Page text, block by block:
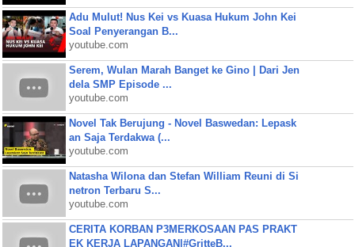
Adu Mulut! Nus Kei vs Kuasa Hukum John Kei
Soal Penyerangan B...
youtube.com
Serem, Wulan Marah Banget ke Gino | Dari Jen
dela SMP Episode ...
youtube.com
Novel Tak Berujung - Novel Baswedan: Lepask
an Saja Terdakwa (...
youtube.com
Natasha Wilona dan Stefan William Reuni di Si
netron Terbaru S...
youtube.com
CERITA KORBAN P3MERKOSAAN PAS PRAKT
EK KERJA LAPANGAN|#GritteB...